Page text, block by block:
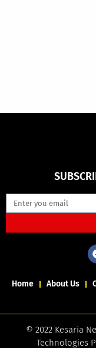
Home About Us
© 2022 Kesaria
Technologies